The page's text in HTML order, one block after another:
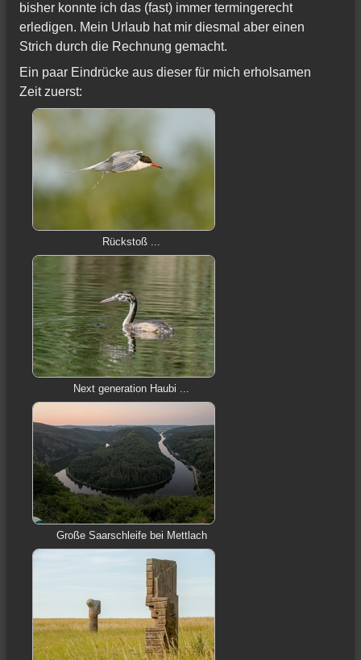
bisher konnte ich das (fast) immer termingerecht
erledigen. Mein Urlaub hat mir diesmal aber einen
Strich durch die Rechnung gemacht.
Ein paar Eindrücke aus dieser für mich erholsamen
Zeit zuerst:
Rückstoß ...
Next generation Haubi ...
Große Saarschleife bei Mettlach